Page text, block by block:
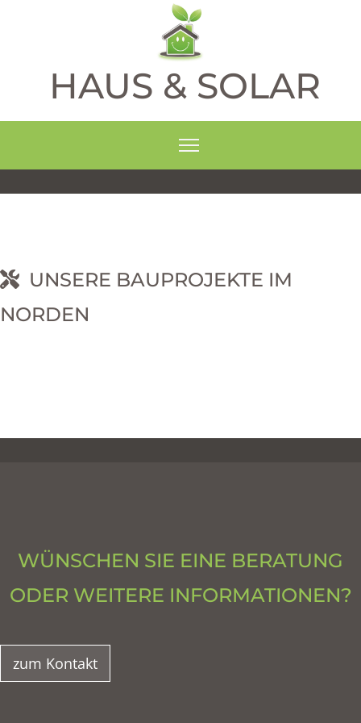
HAUS & SOLAR
UNSERE BAUPROJEKTE IM
NORDEN
WÜNSCHEN SIE EINE BERATUNG
ODER WEITERE INFORMATIONEN?
zum Kontakt